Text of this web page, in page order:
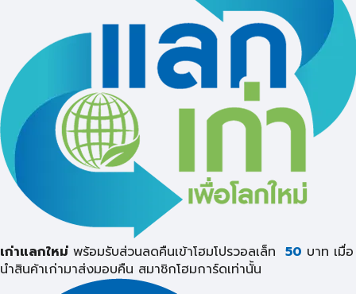
เก่าแลกใหม่ พร้อมรับส่วนลดคืนเข้าโฮมโปรวอลเล็ท 50 บาท เมื่อ
นำสินค้าเก่ามาส่งมอบคืน สมาชิกโฮมการ์ดเท่านั้น